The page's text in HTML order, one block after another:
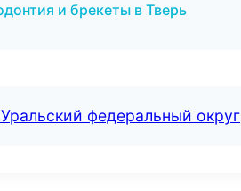
и брекеты в Тверь
федеральный округ